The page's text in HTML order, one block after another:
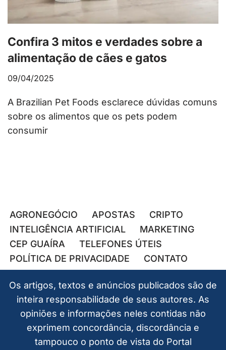
Confira 3 mitos e verdades sobre a
alimentação de cães e gatos
09/04/2025
A Brazilian Pet Foods esclarece dúvidas comuns
sobre os alimentos que os pets podem
consumir
AGRONEGÓCIO APOSTAS
CRIPTO
INTELIGÊNCIA ARTIFICIAL
MARKETING
CEP GUAÍRA
TELEFONES ÚTEIS
POLÍTICA DE PRIVACIDADE
CONTATO
Os artigos, textos e anúncios publicados são de
inteira responsabilidade de seus autores. As
opiniões e informações neles contidas não
exprimem concordância, discordância e
tampouco o ponto de vista do Portal